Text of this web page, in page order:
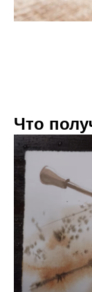
Что